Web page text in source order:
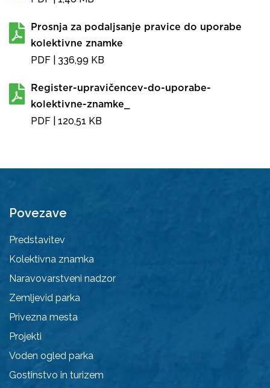
Prosnja za podaljsanje pravice do uporabe
kolektivne znamke
PDF | 336,99 KB
Register-upravičencev-do-uporabe-
kolektivne-znamke_
PDF | 120,51 KB
Povezave
Predstavitev
Kolektivna znamka
Naravovarstveni nadzor
Zemljevid parka
Privezna mesta
Projekti
Voden ogled parka
Gostinstvo in turizem